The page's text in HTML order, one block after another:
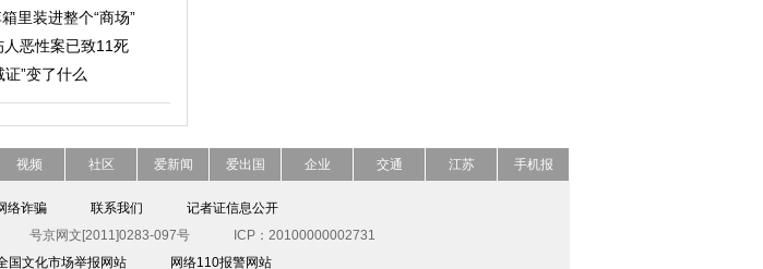
里装进整个“商场”
恶性案已致11死
证”变了什么
视频 社区 爱新闻 爱出国 企业 交通 江苏 手机报
络诈骗 联系我们
记者证信息公开
号京网文[2011]0283-097号
ICP：20100000002731
国文化市场举报网站 网络110报警网站